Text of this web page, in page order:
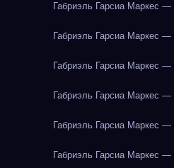
Габриэль Гарсиа Маркес —
Габриэль Гарсиа Маркес —
Габриэль Гарсиа Маркес —
Габриэль Гарсиа Маркес —
Габриэль Гарсиа Маркес —
Габриэль Гарсиа Маркес —